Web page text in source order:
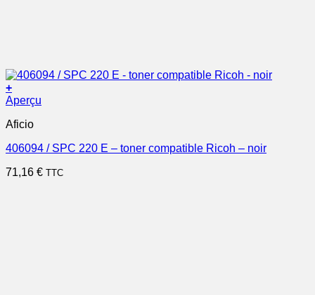
+
Aperçu
Aficio
406094 / SPC 220 E – toner compatible Ricoh – noir
71,16 € TTC